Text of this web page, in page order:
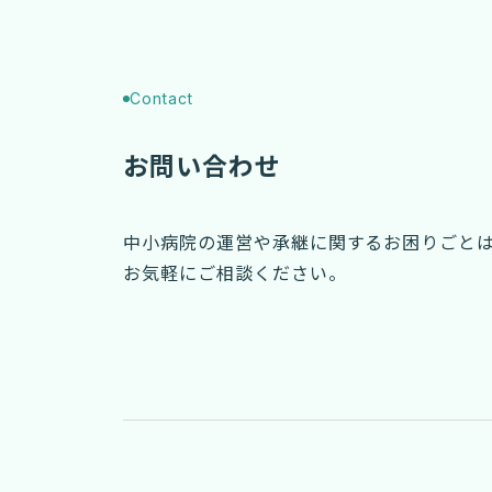
Contact
お問い合わせ
中小病院の運営や承継に関するお困りごと
お気軽にご相談ください。